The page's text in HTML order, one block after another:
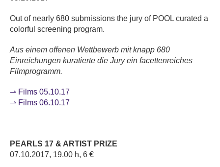
Out of nearly 680 submissions the jury of POOL curated a
colorful screening program.
Aus einem offenen Wettbewerb mit knapp 680
Einreichungen kuratierte die Jury ein facettenreiches
Filmprogramm.
⇀ Films 05.10.17
⇀ Films 06.10.17
PEARLS 17 & ARTIST PRIZE
07.10.2017, 19.00 h, 6 €